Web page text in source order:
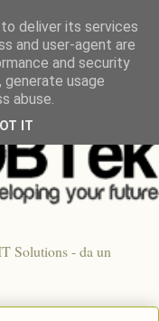
Solutions - da un
deliver its services
and user-agent are
and security
usage
abuse.
IT